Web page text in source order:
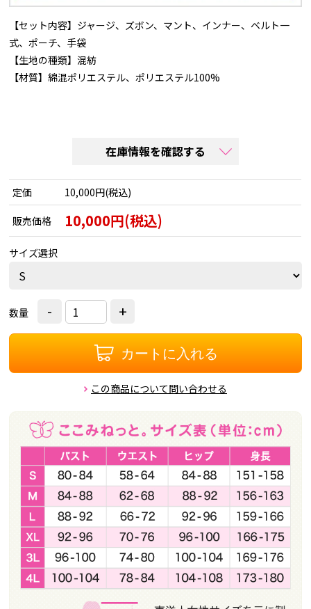
【セット内容】ジャージ、ズボン、マント、インナー、ベルト一
式、ポーチ、手袋
【生地の種類】混紡
【材質】綿混ポリエステル、ポリエステル100%
在庫情報を確認する
定価 10,000円(税込)
販売価格 10,000円(税込)
サイズ選択
数量 - +
カートに入れる
この商品について問い合わせる